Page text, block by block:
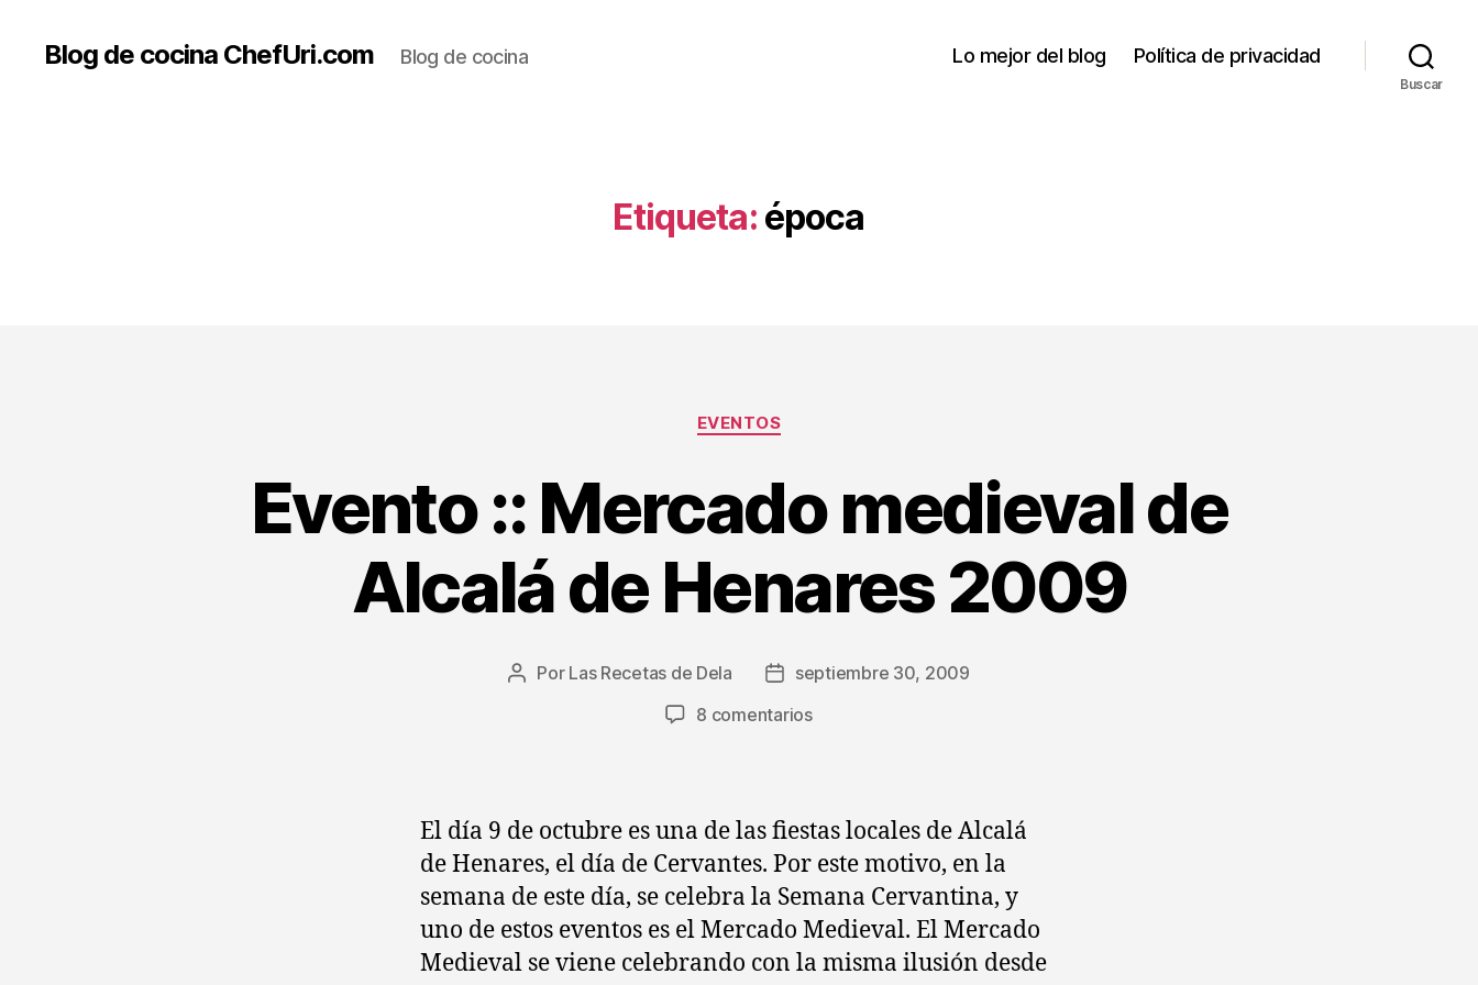
Blog de cocina ChefUri.com Blog de cocina Lo mejor del blog Política de privacidad
Buscar
Etiqueta: época
Categorías
EVENTOS
Evento :: Mercado medieval de
Alcalá de Henares 2009
Autor
Por Las Recetas de Dela
Fecha
la
septiembre 30, 2009
8 comentariosen
medieval
de
Alcalá
de
Henares
2009
El día 9 de octubre es una de las fiestas locales de Alcalá
de Henares, el día de Cervantes. Por este motivo, en la
semana de este día, se celebra la Semana Cervantina, y
uno de estos eventos es el Mercado Medieval. El Mercado
Medieval se viene celebrando con la misma ilusión desde